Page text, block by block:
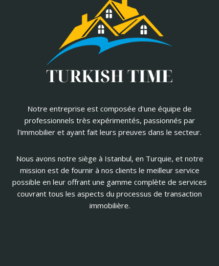
Notre entreprise est composée d'une équipe de
professionnels très expérimentés, passionnés par
l'immobilier et ayant fait leurs preuves dans le secteur.
Nous avons notre siège à Istanbul, en Turquie, et notre
mission est de fournir à nos clients le meilleur service
possible en leur offrant une gamme complète de services
couvrant tous les aspects du processus de transaction
immobilière.